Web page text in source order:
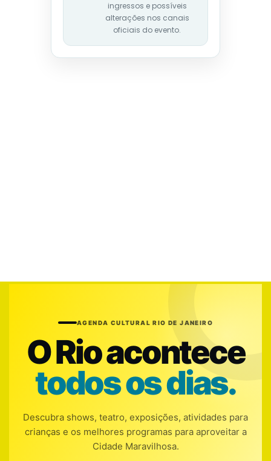
ingressos e possíveis
alterações nos canais
oficiais do evento.
AGENDA CULTURAL RIO DE JANEIRO
O Rio acontece
todos os dias.
Descubra shows, teatro, exposições, atividades para
crianças e os melhores programas para aproveitar a
Cidade Maravilhosa.